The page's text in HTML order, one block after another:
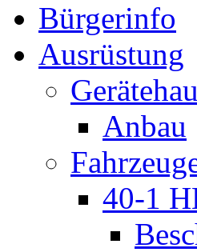
Bürgerinfo
Ausrüstung
Anbau
40-1